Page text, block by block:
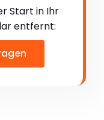
Start in Ihr
entfernt: